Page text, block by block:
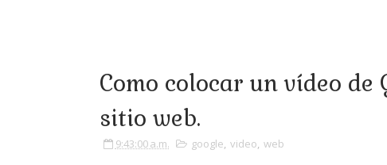
Como colocar un vídeo de
sitio web.
9:43:00 a.m. google, video, web